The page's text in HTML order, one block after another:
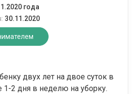
года
30.11.2020
двух лет на двое суток в
2 дня в неделю на уборку.